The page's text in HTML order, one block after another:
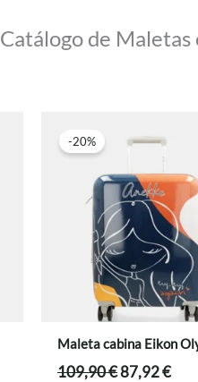
Catálogo de Maletas
-20%
Maleta cabina Eikon
109,90€El
87,92€El